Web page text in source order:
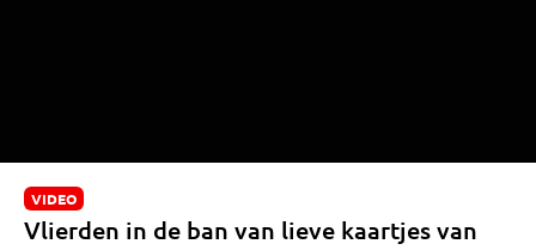
VIDEO
Vlierden in de ban van lieve kaartjes van